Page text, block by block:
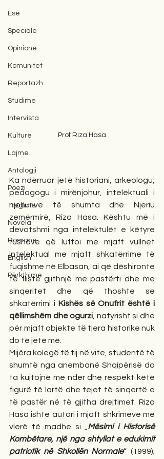
Ese
Speciale
Opinione
Komunitet
Reportazh
Studime
Intervista
Kulturë
Lajme
Antologji
Poezi
Tregime
Novela
Romane
English
Përkthime
Prof Riza Hasa
Ka ndërruar jetë historiani, arkeologu,
pedagogu i mirënjohur, intelektuali i
njohurive të shumta dhe Njeriu
zemërmirë, Riza Hasa. Kështu më i
devotshmi nga intelektulët e këtyre
fushave që luftoi me mjaft vullnet
intelektual me mjaft shkatërrime të
fuqishme në Elbasan, ai që dëshironte
të fliste gjithnjë me pastërti dhe me
sinqeritet dhe që thoshte se
shkatërrimi i Kishës së Onufrit është i
qëllimshëm dhe ogurzi , natyrisht si dhe
për mjaft objekte të tjera historike nuk
do të jetë më.
Mijëra kolegë të tij në vite, studentë të
shumtë nga anembanë Shqipërisë do
ta kujtojnë me nder dhe respekt këtë
figurë të lartë dhe tejet të sinqertë e
të pastër në të gjitha drejtimet. Riza
Hasa ishte autori i mjaft shkrimeve me
vlerë të madhe si „ Mësimi i Historisë
Kombëtare, një nga shtyllat e edukimit
patriotik në Shkollën Normale“ (1999);